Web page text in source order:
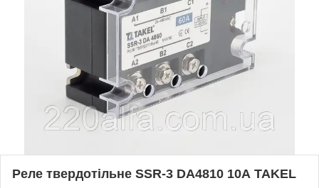
Реле твердотільне SSR-3 DA4810 10А TAKEL